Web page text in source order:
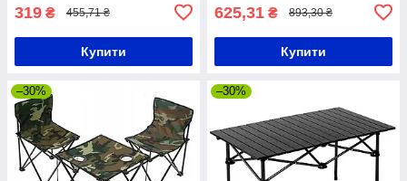
319 ₴ 455,71 ₴
Купити
625,31 ₴ 893,30 ₴
Купити
–30% –30%